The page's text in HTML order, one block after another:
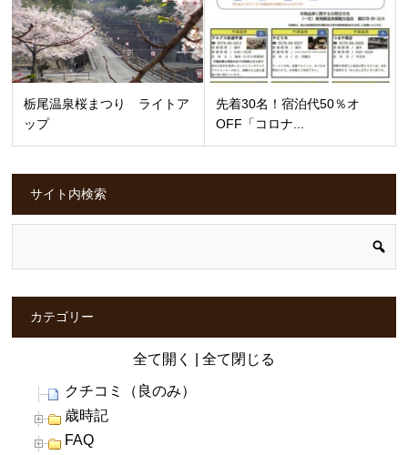
栃尾温泉桜まつり ライトア
ップ
先着30名！宿泊代50％オ
OFF「コロナ...
サイト内検索
カテゴリー
全て開く 全て閉じる
クチコミ（良のみ）
歳時記
FAQ